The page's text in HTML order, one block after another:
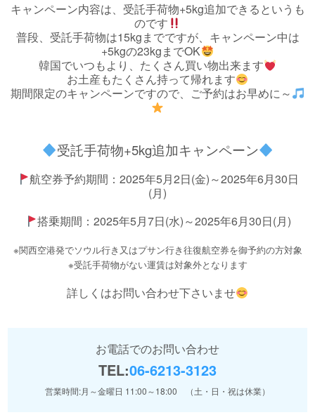
キャンペーン内容は、受託手荷物+5kg追加できるというも
のです
普段、受託手荷物は15kgまでですが、キャンペーン中は
+5kgの23kgまでOK
韓国でいつもより、たくさん買い物出来ます
お土産もたくさん持って帰れます
期間限定のキャンペーンですので、ご予約はお早めに～
受託手荷物+5kg追加キャンペーン
航空券予約期間：2025年5月2日(金)～2025年6月30日
(月)
搭乗期間：2025年5月7日(水)～2025年6月30日(月)
※関西空港発でソウル行き又はプサン行き往復航空券を御予約の方対象
※受託手荷物がない運賃は対象外となります
詳しくはお問い合わせ下さいませ
お電話でのお問い合わせ
TEL:06-6213-3123
営業時間:月～金曜日 11:00～18:00 （土・日・祝は休業）